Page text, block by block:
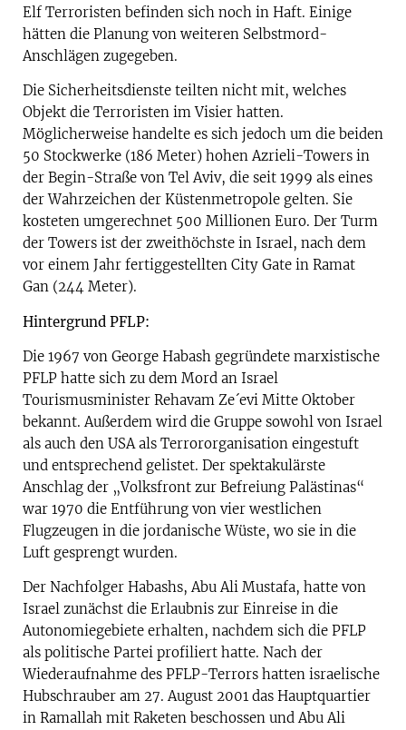
Elf Terroristen befinden sich noch in Haft. Einige
hätten die Planung von weiteren Selbstmord-
Anschlägen zugegeben.
Die Sicherheitsdienste teilten nicht mit, welches
Objekt die Terroristen im Visier hatten.
Möglicherweise handelte es sich jedoch um die beiden
50 Stockwerke (186 Meter) hohen Azrieli-Towers in
der Begin-Straße von Tel Aviv, die seit 1999 als eines
der Wahrzeichen der Küstenmetropole gelten. Sie
kosteten umgerechnet 500 Millionen Euro. Der Turm
der Towers ist der zweithöchste in Israel, nach dem
vor einem Jahr fertiggestellten City Gate in Ramat
Gan (244 Meter).
Hintergrund PFLP:
Die 1967 von George Habash gegründete marxistische
PFLP hatte sich zu dem Mord an Israel
Tourismusminister Rehavam Ze´evi Mitte Oktober
bekannt. Außerdem wird die Gruppe sowohl von Israel
als auch den USA als Terrororganisation eingestuft
und entsprechend gelistet. Der spektakulärste
Anschlag der „Volksfront zur Befreiung Palästinas“
war 1970 die Entführung von vier westlichen
Flugzeugen in die jordanische Wüste, wo sie in die
Luft gesprengt wurden.
Der Nachfolger Habashs, Abu Ali Mustafa, hatte von
Israel zunächst die Erlaubnis zur Einreise in die
Autonomiegebiete erhalten, nachdem sich die PFLP
als politische Partei profiliert hatte. Nach der
Wiederaufnahme des PFLP-Terrors hatten israelische
Hubschrauber am 27. August 2001 das Hauptquartier
in Ramallah mit Raketen beschossen und Abu Ali